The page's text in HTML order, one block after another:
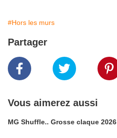
#Hors les murs
Partager
Vous aimerez aussi
MG Shuffle.. Grosse claque 2026